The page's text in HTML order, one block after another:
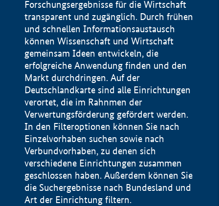
Forschungsergebnisse für die Wirtschaft
transparent und zugänglich. Durch frühen
und schnellen Informationsaustausch
können Wissenschaft und Wirtschaft
gemeinsam Ideen entwickeln, die
erfolgreiche Anwendung finden und den
Markt durchdringen. Auf der
Deutschlandkarte sind alle Einrichtungen
verortet, die im Rahnmen der
Verwertungsförderung gefördert werden.
In den Filteroptionen können Sie nach
Einzelvorhaben suchen sowie nach
Verbundvorhaben, zu denen sich
verschiedene Einrichtungen zusammen
geschlossen haben. Außerdem können Sie
die Suchergebnisse nach Bundesland und
Art der Einrichtung filtern.